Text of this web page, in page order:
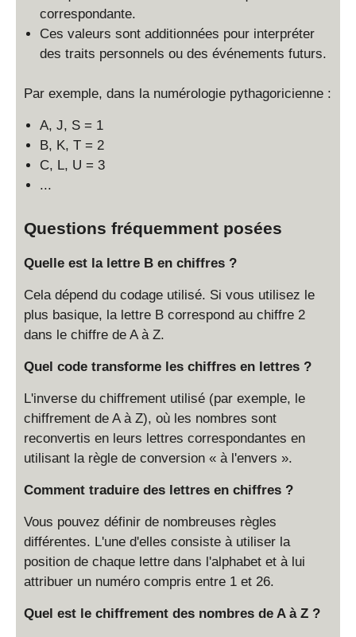
correspondante.
Ces valeurs sont additionnées pour interpréter
des traits personnels ou des événements futurs.
Par exemple, dans la numérologie pythagoricienne :
A, J, S = 1
B, K, T = 2
C, L, U = 3
...
Questions fréquemment posées
Quelle est la lettre B en chiffres ?
Cela dépend du codage utilisé. Si vous utilisez le
plus basique, la lettre B correspond au chiffre 2
dans le chiffre de A à Z.
Quel code transforme les chiffres en lettres ?
L'inverse du chiffrement utilisé (par exemple, le
chiffrement de A à Z), où les nombres sont
reconvertis en leurs lettres correspondantes en
utilisant la règle de conversion « à l'envers ».
Comment traduire des lettres en chiffres ?
Vous pouvez définir de nombreuses règles
différentes. L'une d'elles consiste à utiliser la
position de chaque lettre dans l'alphabet et à lui
attribuer un numéro compris entre 1 et 26.
Quel est le chiffrement des nombres de A à Z ?